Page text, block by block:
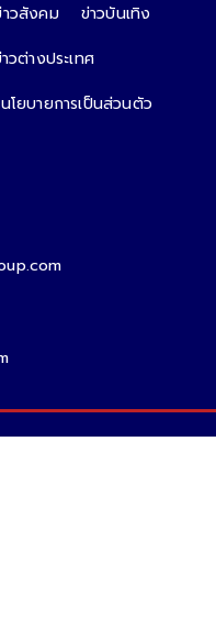
วสังคม
ข่าวบันเทิง
วต่างประเทศ
นโยบายการเป็นส่วนตัว